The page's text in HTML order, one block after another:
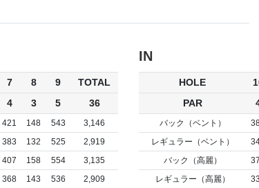
7 8 9
TOTAL
4 3 5 36
421 148 543
3,146
383 132 525
2,919
407 158 554
3,135
368 143 536 2,909
IN
HOLE
PAR
バック（ベント）
レギュラー（ベント）
バック（高麗）
レギュラー（高麗）